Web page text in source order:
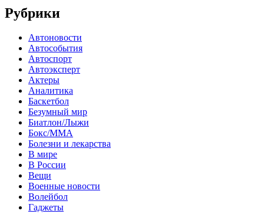
Рубрики
Автоновости
Автособытия
Автоспорт
Автоэксперт
Актеры
Аналитика
Баскетбол
Безумный мир
Биатлон/Лыжи
Бокс/MMA
Болезни и лекарства
В мире
В России
Вещи
Военные новости
Волейбол
Гаджеты